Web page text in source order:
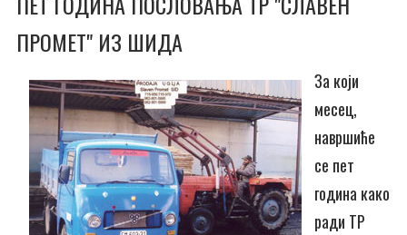
ПРОМЕТ" ИЗ ШИДА
За који
месец,
навршиће
се пет
година како
ради ТР